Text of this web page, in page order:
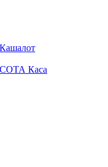
СОТА Каса